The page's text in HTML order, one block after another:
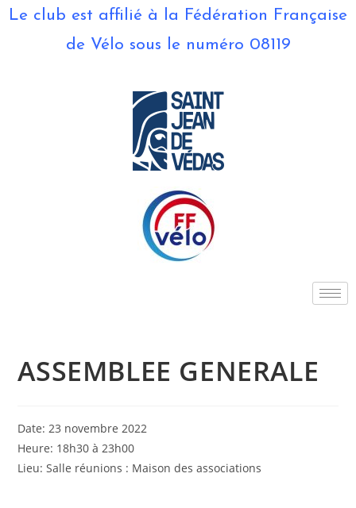
Le club est affilié à la Fédération Française
de Vélo sous le numéro 08119
ASSEMBLEE GENERALE
Date:23 novembre 2022
Heure: 18h30 à 23h00
Lieu: Salle réunions : Maison des associations